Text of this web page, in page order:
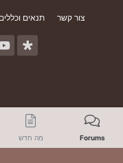
צור קשר
תנאים וכללים
Forums מה חדש